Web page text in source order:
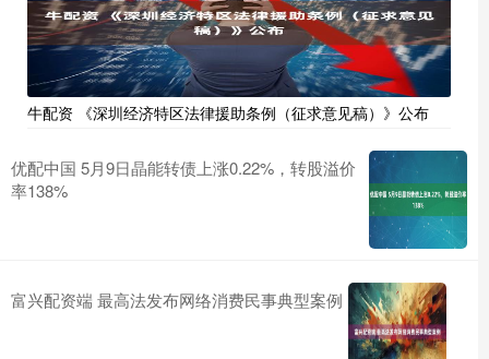
牛配资 《深圳经济特区法律援助条例（征求意见稿）》公布
优配中国 5月9日晶能转债上涨0.22%，转股溢价
率138%
富兴配资端 最高法发布网络消费民事典型案例